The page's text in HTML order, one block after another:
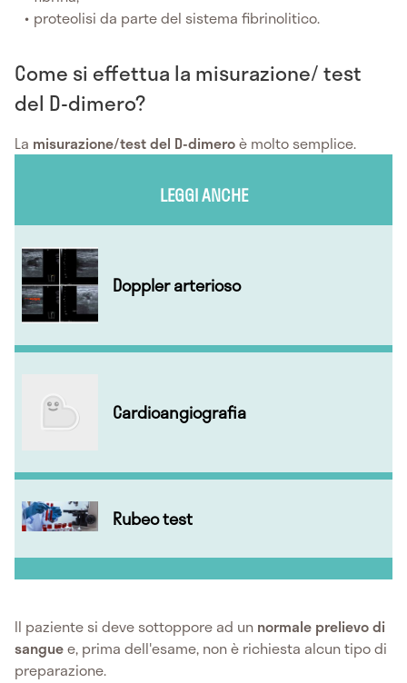
proteolisi da parte del sistema fibrinolitico.
Come si effettua la misurazione/ test
del D-dimero?
La misurazione/test del D-dimeroè molto semplice.
LEGGI ANCHE
Doppler arterioso
Cardioangiografia
Rubeo test
Il paziente si deve sottoppore ad un normale prelievo di
sanguee, prima dell'esame, non è richiesta alcun tipo di
preparazione.